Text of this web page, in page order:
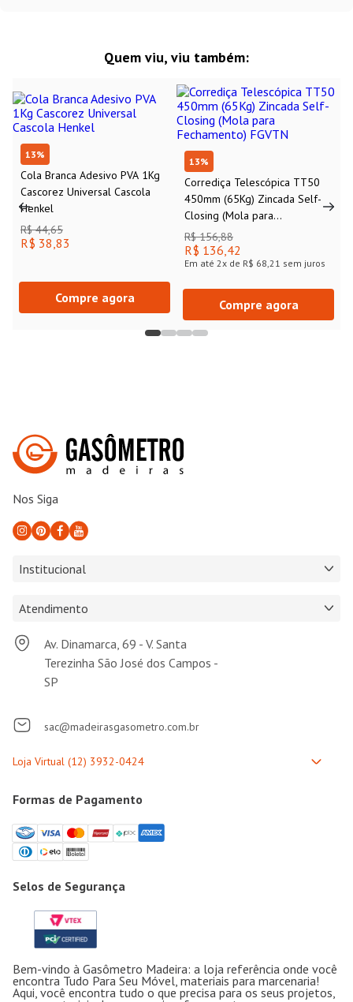
Quem viu, viu também:
13%
Cola Branca Adesivo PVA 1Kg
Cascorez Universal Cascola
Henkel
R$ 44,65
R$ 38,83
Compre agora
13%
Corrediça Telescópica TT50
450mm (65Kg) Zincada Self-
Closing (Mola para
Fechamento) FGVTN
R$ 156,88
R$ 136,42
Em até 2x de R$ 68,21 sem juros
Compre agora
Nos Siga
Institucional
Atendimento
Av. Dinamarca, 69 - V. Santa
Terezinha São José dos Campos -
SP
sac@madeirasgasometro.com.br
Formas de Pagamento
Selos de Segurança
Bem-vindo à Gasômetro Madeira: a loja referência onde você
encontra Tudo Para Seu Móvel, materiais para marcenaria!
Aqui, você encontra tudo o que precisa para os seus projetos,